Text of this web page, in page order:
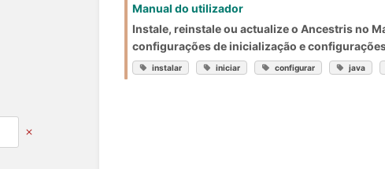
Manual do utilizador
Instale, reinstale ou actualize o Ancestris no
configurações de inicialização e
instalar iniciar configurar java